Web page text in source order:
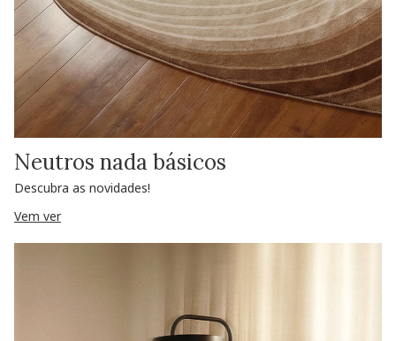
Neutros nada básicos
Descubra as novidades!
Vem ver